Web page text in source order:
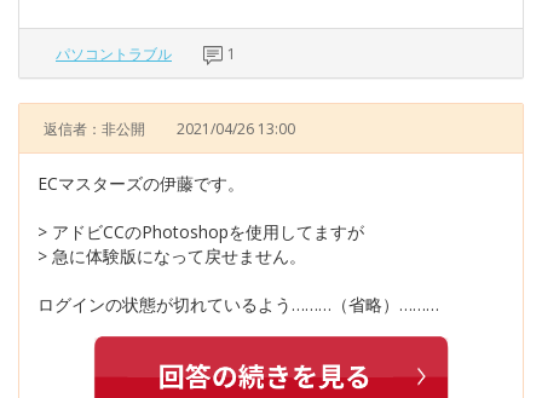
パソコントラブル 1
返信者：非公開 2021/04/26 13:00
ECマスターズの伊藤です。
> アドビCCのPhotoshopを使用してますが
> 急に体験版になって戻せません。
ログインの状態が切れているよう………（省略）………